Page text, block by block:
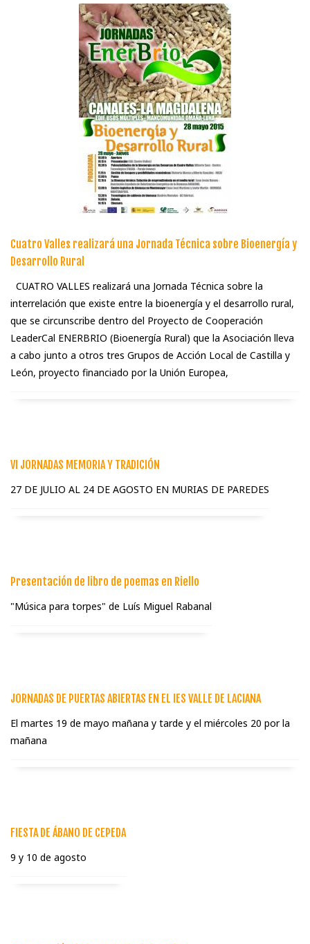
Cuatro Valles realizará una Jornada Técnica sobre Bioenergí­a y
Desarrollo Rural
CUATRO VALLES realizará una Jornada Técnica sobre la
interrelación que existe entre la bioenergía y el desarrollo rural,
que se circunscribe dentro del Proyecto de Cooperación
LeaderCal ENERBRIO (Bioenergía Rural) que la Asociación lleva
a cabo junto a otros tres Grupos de Acción Local de Castilla y
León, proyecto financiado por la Unión Europea,
VI JORNADAS MEMORIA Y TRADICIÓN
27 DE JULIO AL 24 DE AGOSTO EN MURIAS DE PAREDES
Presentación de libro de poemas en Riello
"Música para torpes" de Luí­s Miguel Rabanal
JORNADAS DE PUERTAS ABIERTAS EN EL IES VALLE DE LACIANA
El martes 19 de mayo mañana y tarde y el miércoles 20 por la
mañana
FIESTA DE ÁBANO DE CEPEDA
9 y 10 de agosto